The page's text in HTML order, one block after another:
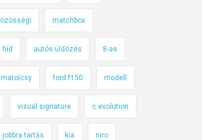
matchbox
híd autós üldözés 8-as
matolcsy ford f150 modell
visual signature c evolution
jobbra tartás kia niro